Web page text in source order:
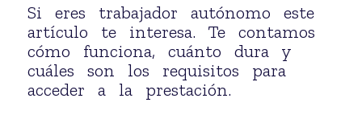
Si eres trabajador autónomo este
artículo te interesa. Te contamos
cómo funciona, cuánto dura y
cuáles son los requisitos para
acceder a la prestación.